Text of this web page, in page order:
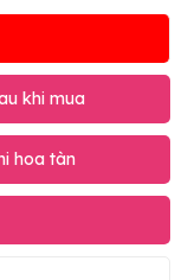
khi mua
hoa tàn